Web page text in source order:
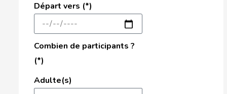
Départ vers (*)
Combien de participants ?
(*)
Adulte(s)